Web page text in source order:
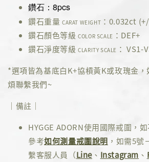
鑽石：8pcs
鑽石重量 CARAT WEIGHT ：0.032ct
鑽石顏色等級COLOR SCALE ：DEF+
鑽石淨度等級CLARITY SCALE ： VS1-
*選項皆為基底白K+協槓黃K或玫瑰金
煩聯繫我們~
｜備註｜
HYGGE ADORN使用國際戒圍，
參考如何測量戒圍說明 ，如需5號
繫客服人員（Line 、 Instagram 、